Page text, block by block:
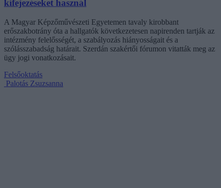
kifejezéseket használ
A Magyar Képzőművészeti Egyetemen tavaly kirobbant
erőszakbotrány óta a hallgatók következetesen napirenden tartják az
intézmény felelősségét, a szabályozás hiányosságait és a
szólásszabadság határait. Szerdán szakértői fórumon vitatták meg az
ügy jogi vonatkozásait.
Felsőoktatás
Palotás Zsuzsanna